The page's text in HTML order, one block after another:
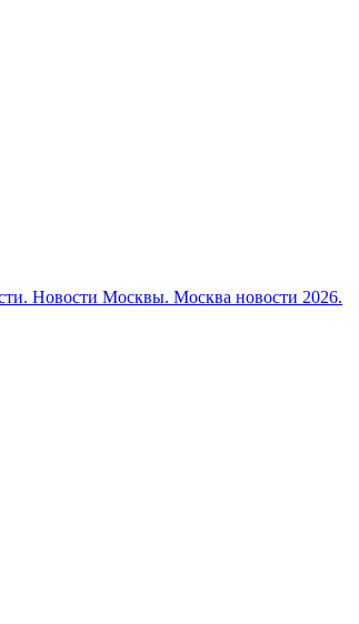
Новости Москвы. Москва новости 2026.